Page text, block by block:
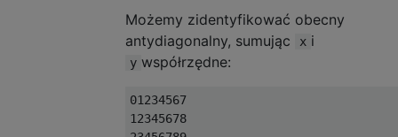
Możemy zidentyfikować obecny
antydiagonalny, sumując
x i
y współrzędne:
01234567
12345678